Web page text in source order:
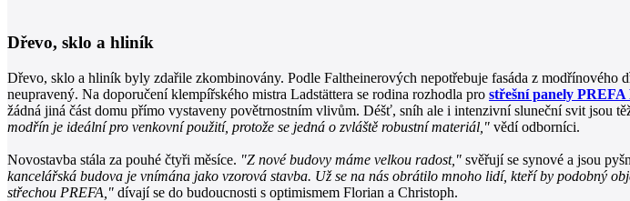
Dřevo, sklo a hliník
Dřevo, sklo a hliník byly zdařile zkombinovány. Podle Faltheinerových nepotřebuje fasáda z modřínového
neupravený. Na doporučení klempířského mistra Ladstättera se rodina rozhodla pro střešní panely PREFA
žádná jiná část domu přímo vystaveny povětrnostním vlivům. Déšť, sníh ale i intenzivní sluneční svit jsou
modřín je ideální pro venkovní použití, protože se jedná o zvláště robustní materiál," vědí odborníci.
Novostavba stála za pouhé čtyři měsíce. "Z nové budovy máme velkou radost," svěřují se synové a jsou
kancelářská budova je vnímána jako vzorová stavba. Už se na nás obrátilo mnoho lidí, kteří by podobný
střechou PREFA," dívají se do budoucnosti s optimismem Florian a Christoph.